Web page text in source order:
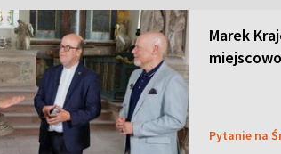
Marek
Pytanie na